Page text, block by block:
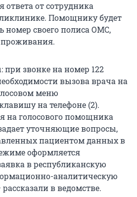
ответа от сотрудника
Помощнику будет
номер своего полиса ОМС,
звонке на номер 122
вызова врача на
меню
на телефоне (2).
на голосового помощника
уточняющие вопросы,
пациентом данных в
оформляется
в республиканскую
аналитическую
в ведомстве.